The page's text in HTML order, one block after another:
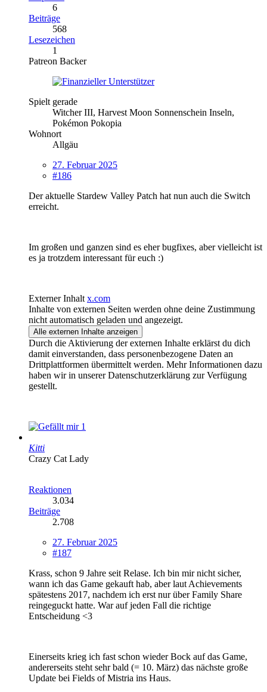
6
Beiträge
568
Lesezeichen
1
Patreon Backer
Spielt gerade
Witcher III, Harvest Moon Sonnenschein Inseln,
Pokémon Pokopia
Wohnort
Allgäu
27. Februar 2025
#186
Der aktuelle Stardew Valley Patch hat nun auch die Switch
erreicht.
Im großen und ganzen sind es eher bugfixes, aber vielleicht ist
es ja trotzdem interessant für euch :)
Externer Inhalt x.com
Inhalte von externen Seiten werden ohne deine Zustimmung
nicht automatisch geladen und angezeigt.
Alle externen Inhalte anzeigen
Durch die Aktivierung der externen Inhalte erklärst du dich
damit einverstanden, dass personenbezogene Daten an
Drittplattformen übermittelt werden. Mehr Informationen dazu
haben wir in unserer Datenschutzerklärung zur Verfügung
gestellt.
1
Kitti
Crazy Cat Lady
Reaktionen
3.034
Beiträge
2.708
27. Februar 2025
#187
Krass, schon 9 Jahre seit Relase. Ich bin mir nicht sicher,
wann ich das Game gekauft hab, aber laut Achievements
spätestens 2017, nachdem ich erst nur über Family Share
reingeguckt hatte. War auf jeden Fall die richtige
Entscheidung <3
Einerseits krieg ich fast schon wieder Bock auf das Game,
andererseits steht sehr bald (= 10. März) das nächste große
Update bei Fields of Mistria ins Haus.